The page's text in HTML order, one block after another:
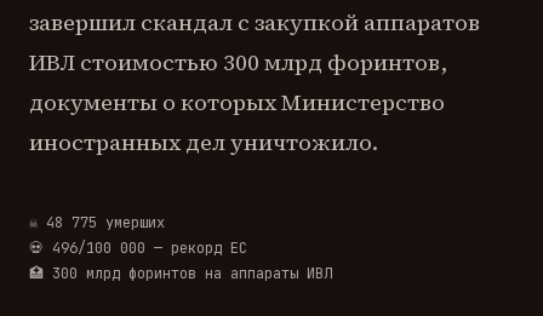
завершил скандал с закупкой аппаратов
ИВЛ стоимостью 300 млрд форинтов,
документы о которых Министерство
иностранных дел уничтожило.
☠️ 48 775 умерших
💀 496/100 000 — рекорд ЕС
🏥 300 млрд форинтов на аппараты ИВЛ